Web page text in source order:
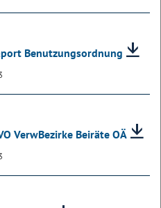
Benutzungsordnung
VerwBezirke Beiräte OÄ